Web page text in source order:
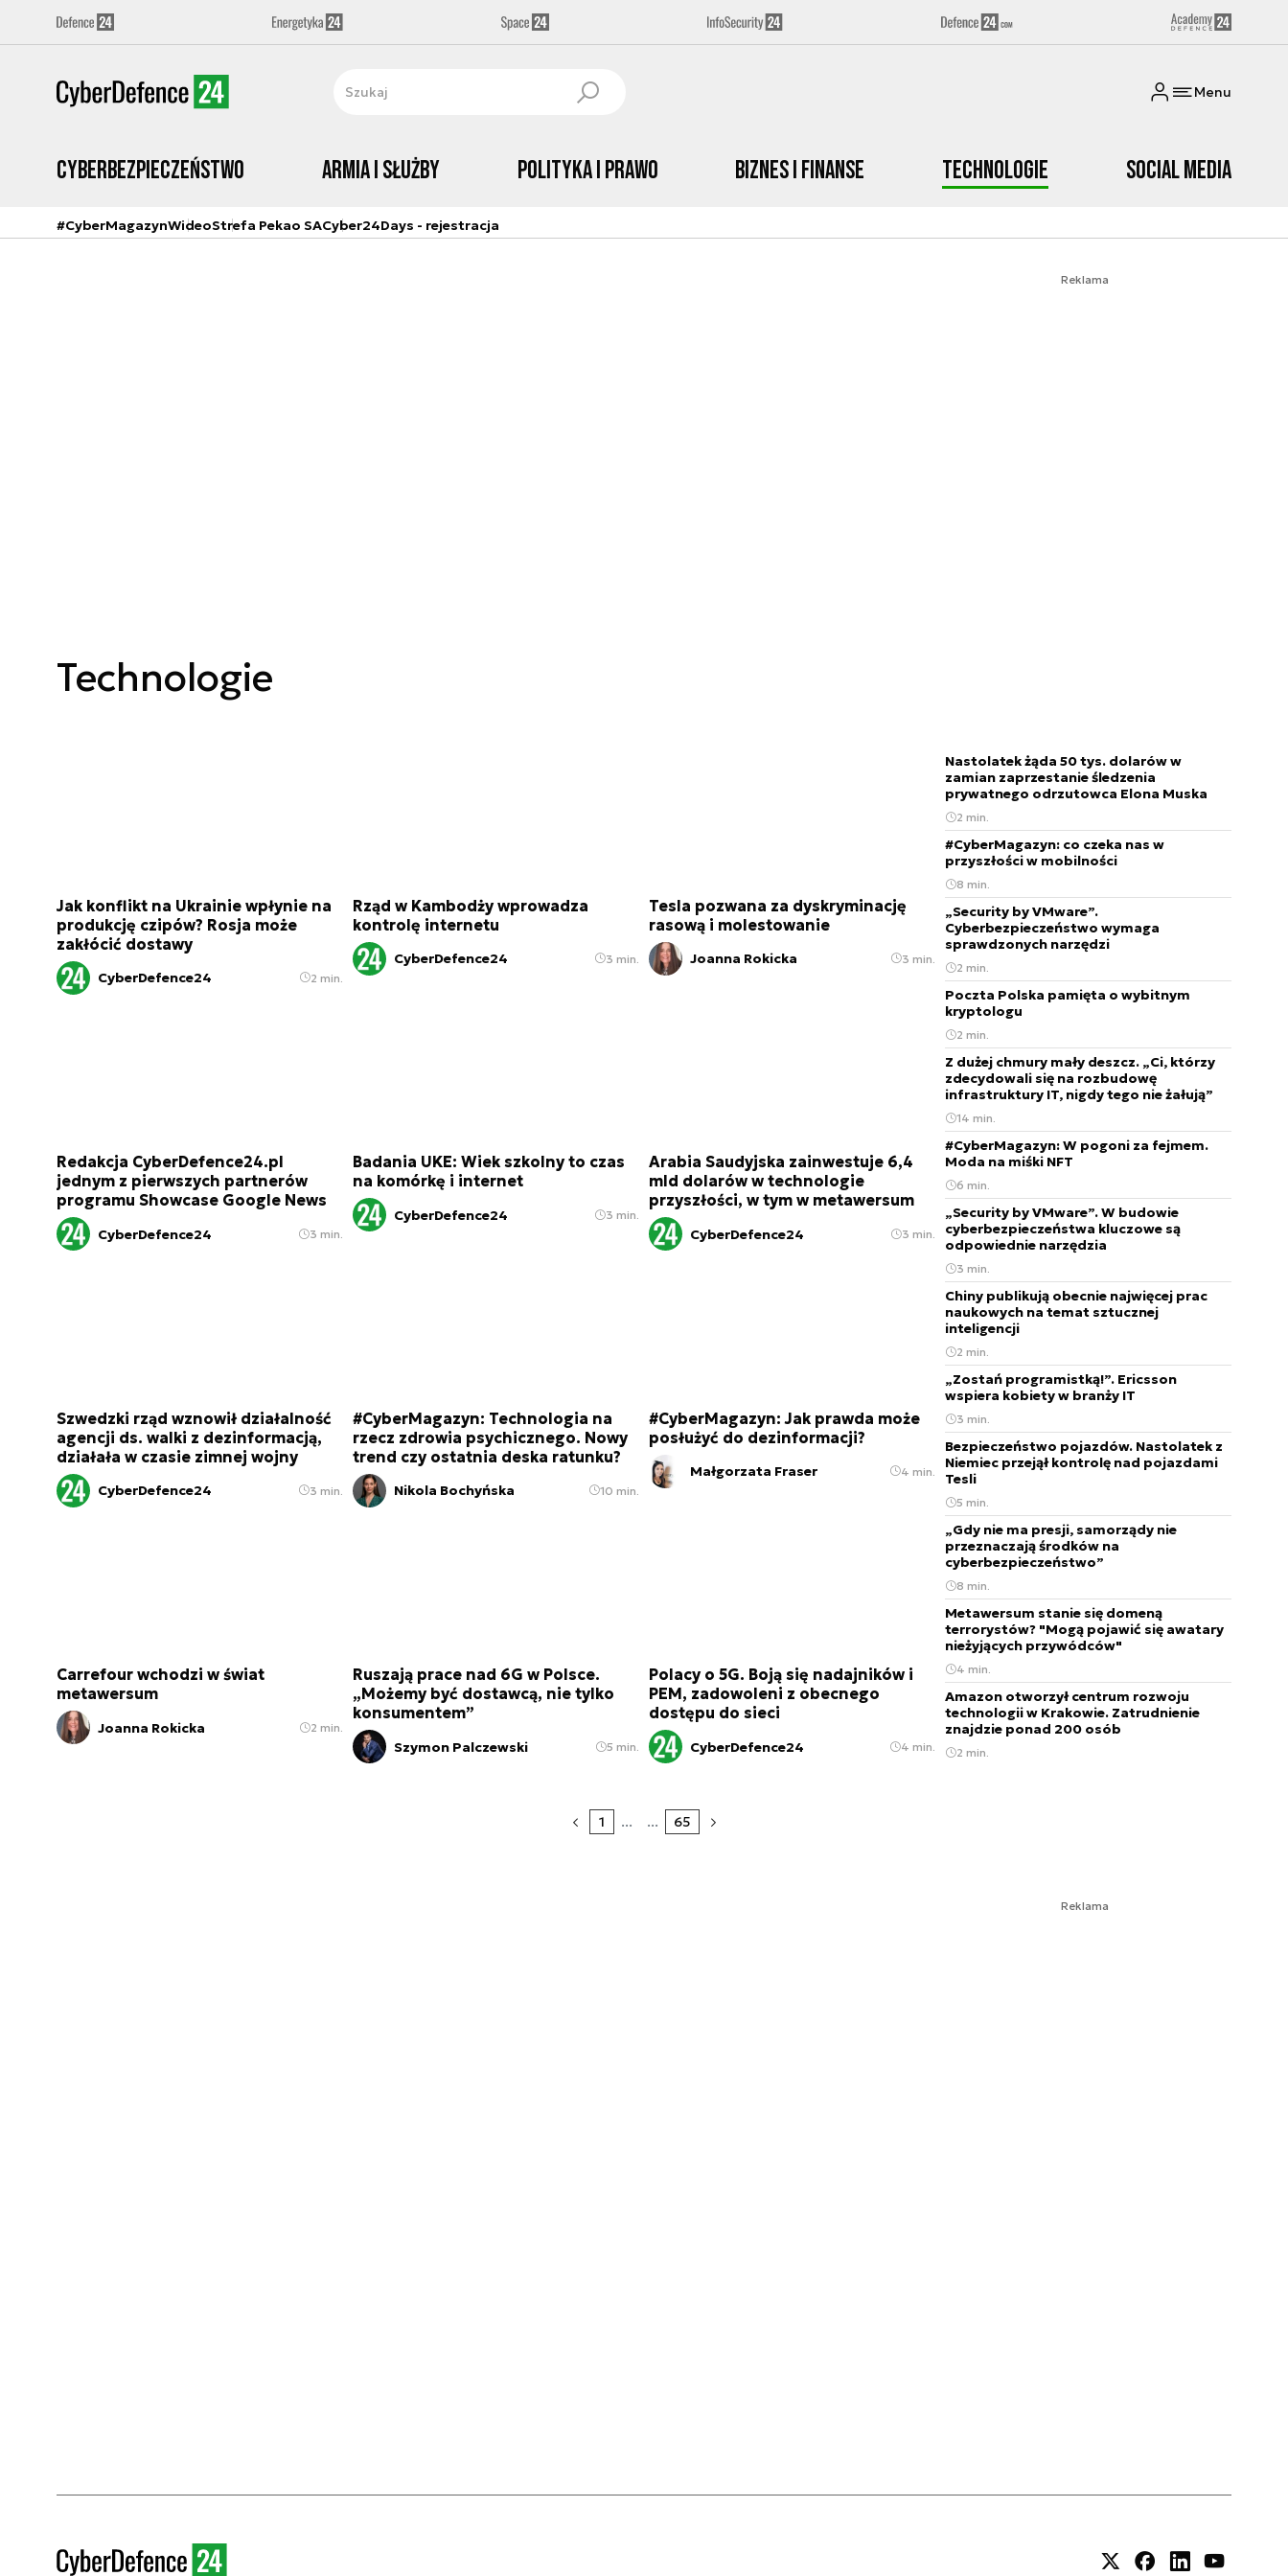
Menu
Cyberbezpieczeństwo Armia i Służby Polityka i prawo Biznes i Finanse Technologie Social media
#CyberMagazynWideoStrefa Pekao SACyber24Days - rejestracja
Reklama
Technologie
Jak konflikt na Ukrainie wpłynie na
produkcję czipów? Rosja może
zakłócić dostawy
CyberDefence24 2 min.
Rząd w Kambodży wprowadza
kontrolę internetu
CyberDefence24 3 min.
Tesla pozwana za dyskryminację
rasową i molestowanie
Joanna Rokicka 3 min.
Redakcja CyberDefence24.pl
jednym z pierwszych partnerów
programu Showcase Google News
CyberDefence24 3 min.
Badania UKE: Wiek szkolny to czas
na komórkę i internet
CyberDefence24 3 min.
Arabia Saudyjska zainwestuje 6,4
mld dolarów w technologie
przyszłości, w tym w metawersum
CyberDefence24 3 min.
Szwedzki rząd wznowił działalność
agencji ds. walki z dezinformacją,
działała w czasie zimnej wojny
CyberDefence24 3 min.
#CyberMagazyn: Technologia na
rzecz zdrowia psychicznego. Nowy
trend czy ostatnia deska ratunku?
Nikola Bochyńska 10 min.
#CyberMagazyn: Jak prawda może
posłużyć do dezinformacji?
Małgorzata Fraser 4 min.
Carrefour wchodzi w świat
metawersum
Joanna Rokicka 2 min.
Ruszają prace nad 6G w Polsce.
„Możemy być dostawcą, nie tylko
konsumentem”
Szymon Palczewski 5 min.
Polacy o 5G. Boją się nadajników i
PEM, zadowoleni z obecnego
dostępu do sieci
CyberDefence24 4 min.
Nastolatek żąda 50 tys. dolarów w
zamian zaprzestanie śledzenia
prywatnego odrzutowca Elona Muska
2 min.
#CyberMagazyn: co czeka nas w
przyszłości w mobilności
8 min.
„Security by VMware”.
Cyberbezpieczeństwo wymaga
sprawdzonych narzędzi
2 min.
Poczta Polska pamięta o wybitnym
kryptologu
2 min.
Z dużej chmury mały deszcz. „Ci, którzy
zdecydowali się na rozbudowę
infrastruktury IT, nigdy tego nie żałują”
14 min.
#CyberMagazyn: W pogoni za fejmem.
Moda na miśki NFT
6 min.
„Security by VMware”. W budowie
cyberbezpieczeństwa kluczowe są
odpowiednie narzędzia
3 min.
Chiny publikują obecnie najwięcej prac
naukowych na temat sztucznej
inteligencji
2 min.
„Zostań programistką!”. Ericsson
wspiera kobiety w branży IT
3 min.
Bezpieczeństwo pojazdów. Nastolatek z
Niemiec przejął kontrolę nad pojazdami
Tesli
5 min.
„Gdy nie ma presji, samorządy nie
przeznaczają środków na
cyberbezpieczeństwo”
8 min.
Metawersum stanie się domeną
terrorystów? "Mogą pojawić się awatary
nieżyjących przywódców"
4 min.
Amazon otworzył centrum rozwoju
technologii w Krakowie. Zatrudnienie
znajdzie ponad 200 osób
2 min.
1 ... ... 65
Reklama